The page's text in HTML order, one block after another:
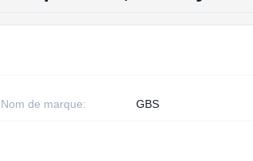
Nom de marque: GBS